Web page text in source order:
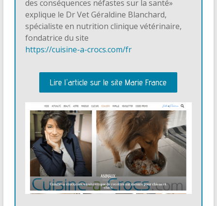
des conséquences néfastes sur la santé»
explique le Dr Vet Géraldine Blanchard,
spécialiste en nutrition clinique vétérinaire,
fondatrice du site
https://cuisine-a-crocs.com/fr
Lire l'article sur le site Marie France